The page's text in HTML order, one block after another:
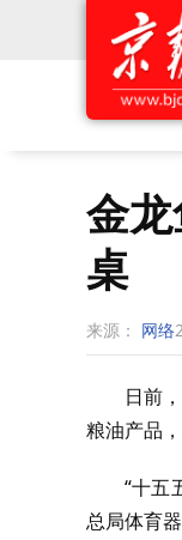
金
桌
来源： 网络
日前
粮油产品
“十五
总局体育